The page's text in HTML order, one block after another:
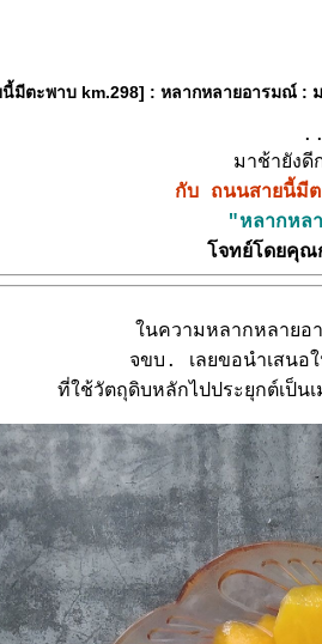
มีตะพาบ km.298] : หลากหลายอารมณ์ :
..
มาช้ายังดี
กับ ถนนสายนี้มี
"หลากหล
จทย์โดยคุณ
นความหลากหลายอ
จขบ. เลยขอนำเสนอ
ที่ใช้วัตถุดิบหลักไปประยุกต์เป็